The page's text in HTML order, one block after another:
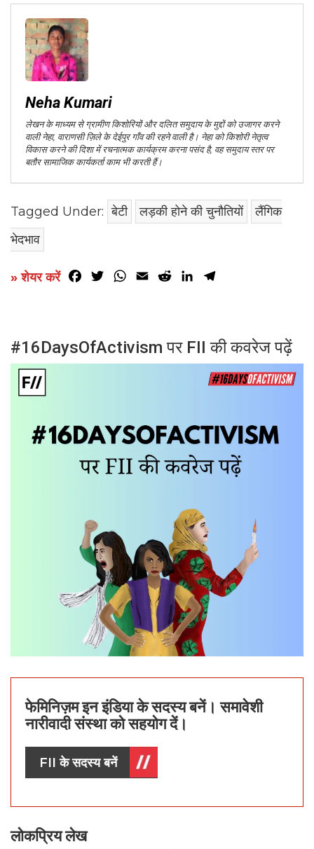
Neha Kumari
लेखन के माध्यम से ग्रामीण किशोरियों और दलित समुदाय के मुद्दों को उजागर करने
वाली नेहा, वाराणसी ज़िले के देईपुर गाँव की रहने वाली है। नेहा को किशोरी नेतृत्व
विकास करने की दिशा में रचनात्मक कार्यक्रम करना पसंद है, वह समुदाय स्तर पर
बतौर सामाजिक कार्यकर्ता काम भी करती हैं।
Tagged Under: बेटी लड़की होने की चुनौतियों
लैंगिक
भेदभाव
» शेयर करें Facebook
TwitterWhatsApp
Email RedditLinkedIn
#16DaysOfActivism पर FII की कवरेज पढ़ें
फेमिनिज़म इन इंडिया के सदस्य बनें। समावेशी
नारीवादी संस्था को सहयोग दें।
FII के सदस्य बनें
लोकप्रिय लेख